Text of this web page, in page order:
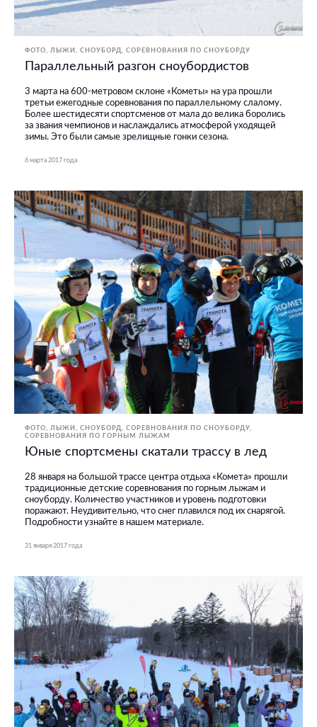
ФОТО ЛЫЖИ, СНОУБОРД СОРЕВНОВАНИЯ ПО СНОУБОРДУ
Параллельный разгон сноубордистов
3 марта на 600-метровом склоне «Кометы» на ура прошли
третьи ежегодные соревнования по параллельному слалому.
Более шестидесяти спортсменов от мала до велика боролись
за звания чемпионов и наслаждались атмосферой уходящей
зимы. Это были самые зрелищные гонки сезона.
6 марта 2017 года
ФОТО ЛЫЖИ, СНОУБОРД
СОРЕВНОВАНИЯ ПО СНОУБОРДУ
СОРЕВНОВАНИЯ ПО ГОРНЫМ ЛЫЖАМ
Юные спортсмены скатали трассу в лед
28 января на большой трассе центра отдыха «Комета» прошли
традиционные детские соревнования по горным лыжам и
сноуборду. Количество участников и уровень подготовки
поражают. Неудивительно, что снег плавился под их снарягой.
Подробности узнайте в нашем материале.
31 января 2017 года